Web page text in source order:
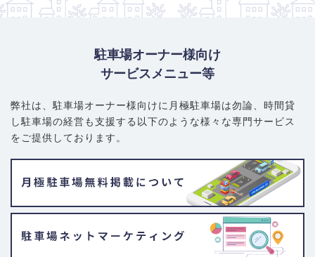
駐車場オーナー様向け
サービスメニュー等
弊社は、駐車場オーナー様向けに月極駐車場は勿論、 時間貸
し駐車場の経営も支援する以下のような様々な専門サービス
をご提供しております。